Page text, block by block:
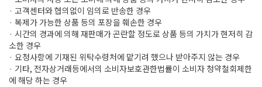
· 고객센터와 협의없이 임의로 반송한 경우
· 복제가 가능한 상품 등의 포장을 훼손한 경우
· 시간의 경과에 의해 재판매가 곤란할 정도로 상품 등의 가치가 현저히 감
소한 경우
· 요청사항에 기재된 위탁수령처에 맡기려 했으나 받아주지 않는 경우
· 기타, 전자상거래등에서의 소비자보호관한법률이 소비자 청약철회제한
에 해당 하는 경우